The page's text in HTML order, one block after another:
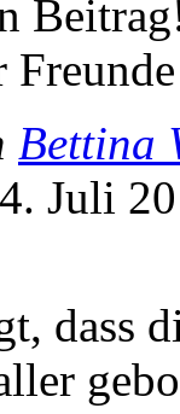
Bettina
Juli
dass